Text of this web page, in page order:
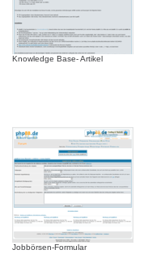
Knowledge Base- Artikel
Jobbörsen-Formular